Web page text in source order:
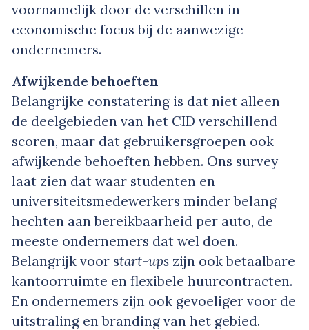
voornamelijk door de verschillen in
economische focus bij de aanwezige
ondernemers.
Afwijkende behoeften
Belangrijke constatering is dat niet alleen
de deelgebieden van het CID verschillend
scoren, maar dat gebruikersgroepen ook
afwijkende behoeften hebben. Ons survey
laat zien dat waar studenten en
universiteitsmedewerkers minder belang
hechten aan bereikbaarheid per auto, de
meeste ondernemers dat wel doen.
Belangrijk voor start-ups zijn ook betaalbare
kantoorruimte en flexibele huurcontracten.
En ondernemers zijn ook gevoeliger voor de
uitstraling en branding van het gebied.